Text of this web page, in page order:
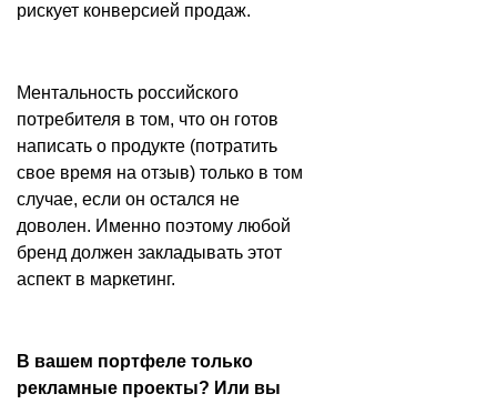
рискует конверсией продаж.
Ментальность российского
потребителя в том, что он готов
написать о продукте (потратить
свое время на отзыв) только в том
случае, если он остался не
доволен. Именно поэтому любой
бренд должен закладывать этот
аспект в маркетинг.
В вашем портфеле только
рекламные проекты? Или вы